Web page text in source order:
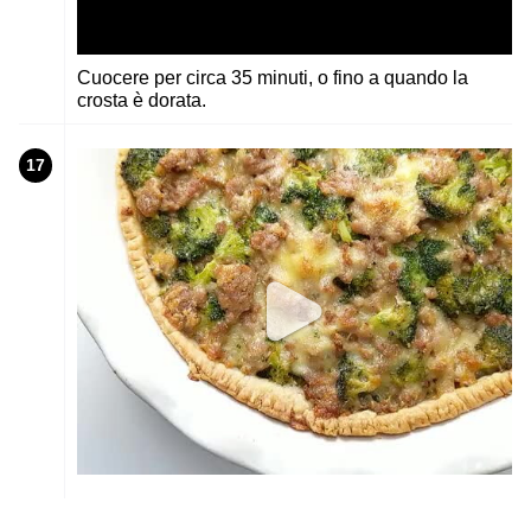
Cuocere per circa 35 minuti, o fino a quando la
crosta è dorata.
17